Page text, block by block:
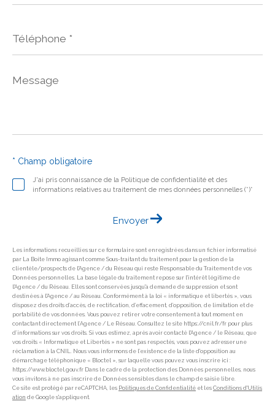
*
Message
J'ai pris connaissance de la Politique de confidentialité et des
informations relatives au traitement de mes données personnelles (*)*
* Champ obligatoire
Envoyer
Les informations recueillies sur ce formulaire sont enregistrées dans un fichier informatisé
par La Boite Immo agissant comme Sous-traitant du traitement pour la gestion de la
clientèle/prospects de l'Agence / du Réseau qui reste Responsable du Traitement de vos
Données personnelles. La base légale du traitement repose sur l'intérêt légitime de
l'Agence / du Réseau. Elles sont conservées jusqu'à demande de suppression et sont
destinées à l'Agence / au Réseau. Conformément à la loi « informatique et libertés », vous
disposez des droits d’accès, de rectification, d’effacement, d’opposition, de limitation et de
portabilité de vos données. Vous pouvez retirer votre consentement à tout moment en
contactant directement l’Agence / Le Réseau. Consultez le site https://cnil.fr/fr pour plus
d’informations sur vos droits. Si vous estimez, après avoir contacté l'Agence / le Réseau, que
vos droits « Informatique et Libertés » ne sont pas respectés, vous pouvez adresser une
réclamation à la CNIL. Nous vous informons de l’existence de la liste d'opposition au
démarchage téléphonique « Bloctel », sur laquelle vous pouvez vous inscrire ici :
https://www.bloctel.gouv.fr Dans le cadre de la protection des Données personnelles, nous
vous invitons à ne pas inscrire de Données sensibles dans le champ de saisie libre.
Ce site est protégé par reCAPTCHA, les Politiques de Confidentialité et les Conditions d'Utilis
ation de Google s'appliquent.